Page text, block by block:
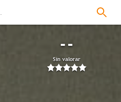
--
Sin valorar